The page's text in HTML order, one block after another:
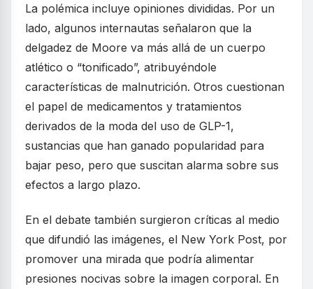
La polémica incluye opiniones divididas. Por un
lado, algunos internautas señalaron que la
delgadez de Moore va más allá de un cuerpo
atlético o “tonificado”, atribuyéndole
características de malnutrición. Otros cuestionan
el papel de medicamentos y tratamientos
derivados de la moda del uso de GLP-1,
sustancias que han ganado popularidad para
bajar peso, pero que suscitan alarma sobre sus
efectos a largo plazo.
En el debate también surgieron críticas al medio
que difundió las imágenes, el New York Post, por
promover una mirada que podría alimentar
presiones nocivas sobre la imagen corporal. En